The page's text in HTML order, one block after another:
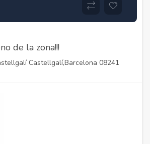
de la zona!!!
Castellgalí,Barcelona 08241